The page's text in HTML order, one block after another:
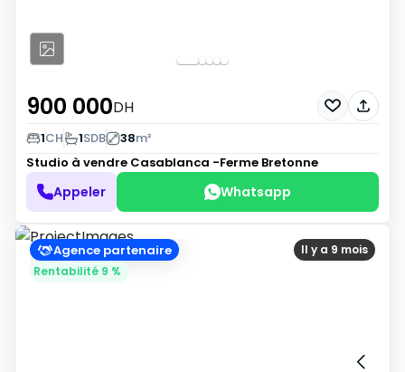
900 000DH
1CH 1SDB 38m²
Studio à vendre Casablanca -Ferme Bretonne
Appeler Whatsapp
Il y a 9 mois
Agence partenaire
Rentabilité 9 %